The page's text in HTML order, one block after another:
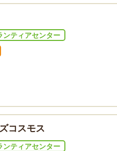
ンティアセンター
コスモス
ンティアセンター